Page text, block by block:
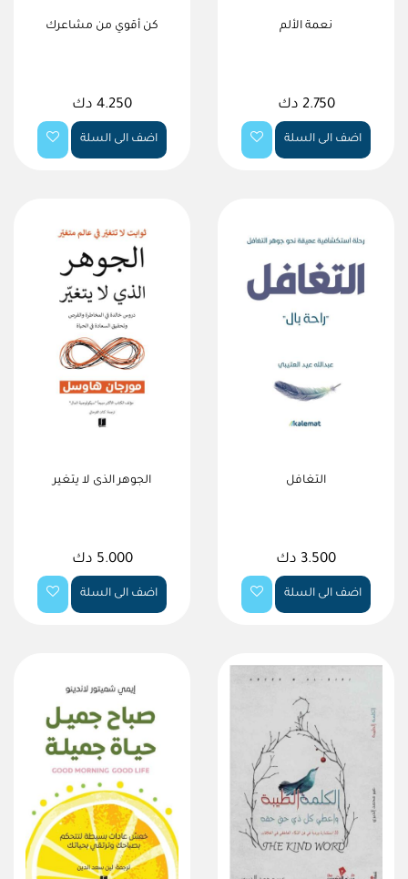
نعمة الألم
2.750 دك
اضف الى السلة
كن أقوي من مشاعرك
4.250 دك
اضف الى السلة
التغافل
3.500 دك
اضف الى السلة
الجوهر الذى لا يتغير
5.000 دك
اضف الى السلة